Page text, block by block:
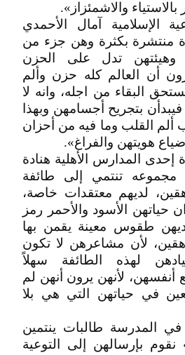
والاشمئزاز».
الإسلامية آمال الأحمدي
منتشرة بكثرة وهن جزء من
وهيئتهن تدل على الحزن
أن العالم كله حزن وألم
البقاء من اجله، وانه لا
بتجريح أجسامهن وبهذا
ألم القلب وما فيه من أحزان
هويتهن والفراغ».
إحدى المدارس الأهلية هنادة
مجموعه تنتمي إلى طائفة
لديهم معتقدات خاصة،
حياتهن الأسود والأحمر رمز
طقوس معينة يقمن بها
لأن مشاعرهن لا تكون
لهذه الطائفة سهلاً
لأنهن يرون أنهن لم
في حياتهن التي هي بلا
المدرسة طالبات ينتمين
نقوم بإرسالهن إلى التوعية